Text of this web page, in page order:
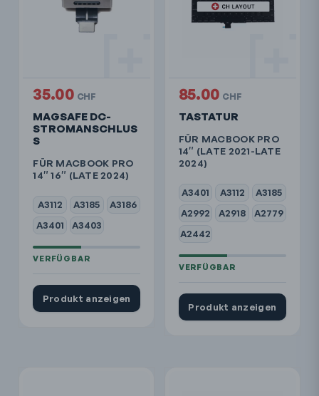
MAGSAFE DC-
STROMANSCHLUS
S
FÜR MACBOOK PRO
14″ 16″ (LATE 2024)
A3112 A3185
A3186
A3401
A3403
35.00 CHF
Produkt anzeigen
TASTATUR
FÜR MACBOOK PRO
14″ (LATE 2021-LATE
2024)
A3401 A3112
A3185
A2992
A2918
A2779
A2442
85.00 CHF
Produkt anzeigen